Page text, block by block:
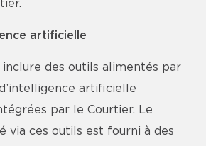
artificielle
des outils alimentés par
artificielle
par le Courtier. Le
via ces outils est fourni à des